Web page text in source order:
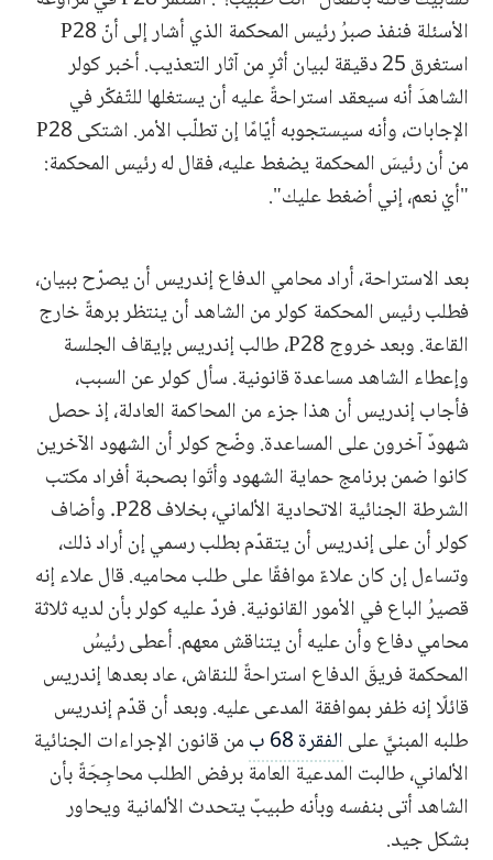
الأسئلة فنفذ صبرُ رئيس المحكمة الذي أشار إلى أنّ P28
استغرق 25 دقيقة لبيان أثرٍ من آثار التعذيب. أخبر كولر
الشاهدَ أنه سيعقد استراحةً عليه أن يستغلها للتّفكّر في
الإجابات، وأنه سيستجوبه أيّامًا إن تطلّب الأمر. اشتكى P28
من أن رئيسَ المحكمة يضغط عليه، فقال له رئيس المحكمة:
"أيْ نعم، إني أضغط عليك".
بعد الاستراحة، أراد محامي الدفاع إندريس أن يصرّح ببيان،
فطلب رئيس المحكمة كولر من الشاهد أن ينتظر برهةً خارج
القاعة. وبعد خروج P28، طالب إندريس بإيقاف الجلسة
وإعطاء الشاهد مساعدة قانونية. سأل كولر عن السبب،
فأجاب إندريس أن هذا جزء من المحاكمة العادلة، إذ حصل
شهودٌ آخرون على المساعدة. وضّح كولر أن الشهود الآخرين
كانوا ضمن برنامج حماية الشهود وأتَوا بصحبة أفراد مكتب
الشرطة الجنائية الاتحادية الألماني، بخلاف P28. وأضاف
كولر أن على إندريس أن يتقدّم بطلب رسمي إن أراد ذلك،
وتساءل إن كان علاءٌ موافقًا على طلب محاميه. قال علاء إنه
قصيرُ الباع في الأمور القانونية. فردّ عليه كولر بأن لديه ثلاثة
محامي دفاع وأن عليه أن يتناقش معهم. أعطى رئيسُ
المحكمة فريقَ الدفاع استراحةً للنقاش، عاد بعدها إندريس
قائلًا إنه ظفر بموافقة المدعى عليه. وبعد أن قدّم إندريس
طلبه المبنيَّ علىالفقرة 68 ب
من قانون الإجراءات الجنائية
الألماني، طالبت المدعية العامة برفض الطلب محاجِجَةً بأن
الشاهد أتى بنفسه وبأنه طبيبٌ يتحدث الألمانية ويحاور
بشكل جيد.